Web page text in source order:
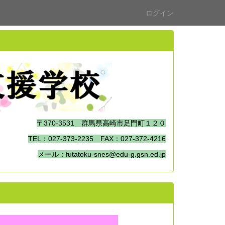
ログイン
〒370-3531 群馬県高崎市足門町１２０
TEL：027-373-2235 FAX：027-372-4216
メール：futatoku-snes@edu-g.gsn.ed.jp